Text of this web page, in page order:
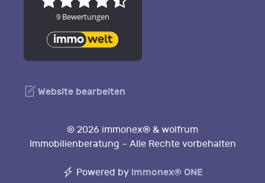
Website bearbeiten
© 2026 immonex® & wolfrum
Immobilienberatung – Alle Rechte vorbehalten
Powered by immonex® ONE